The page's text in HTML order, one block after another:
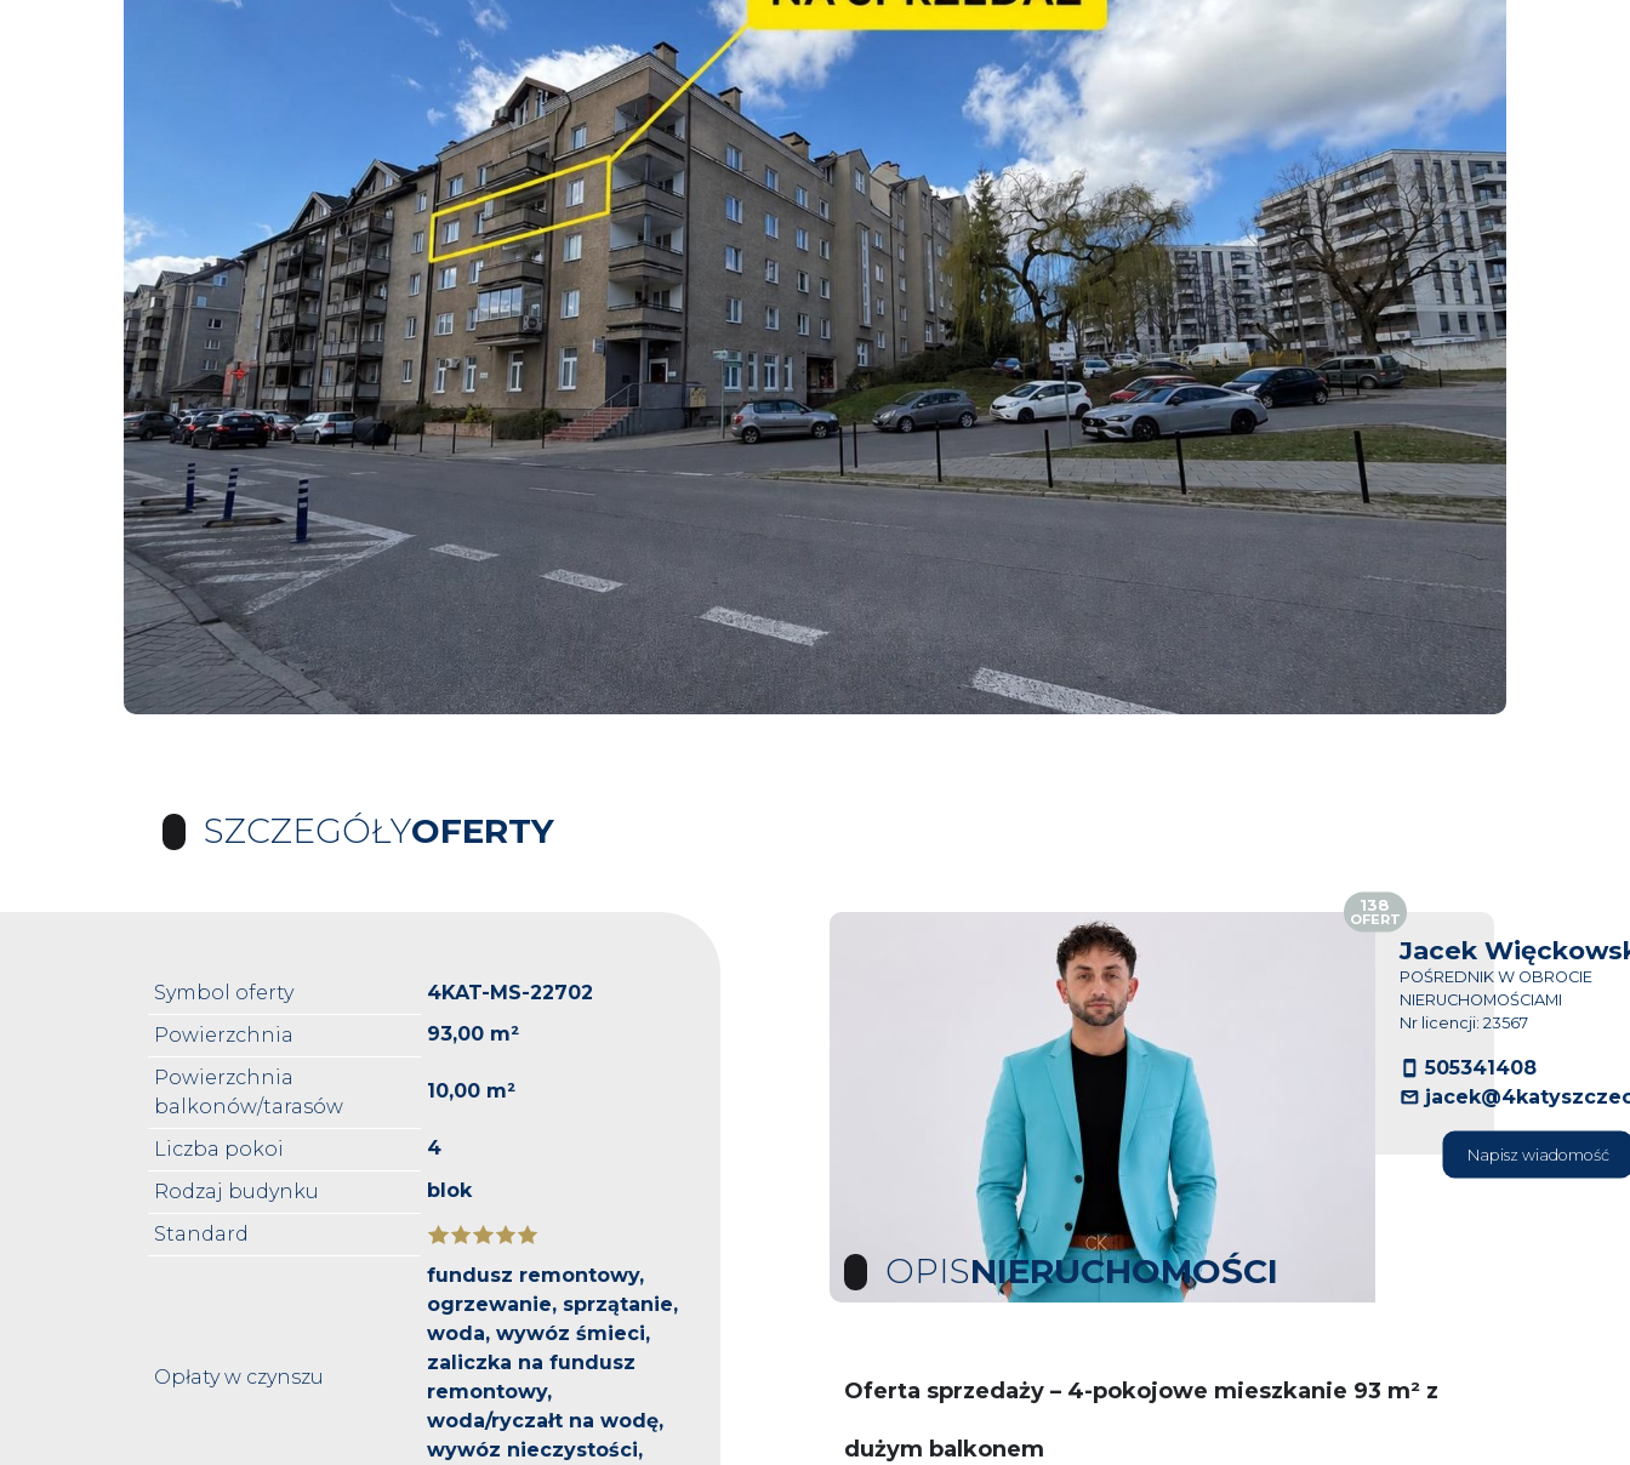
SZCZEGÓŁYOFERTY
Symbol oferty
4KAT-MS-22702
Powierzchnia
93,00 m²
Powierzchnia
balkonów/tarasów
10,00 m²
Liczba pokoi
4
Rodzaj budynku
blok
Standard
Opłaty w czynszu
fundusz remontowy,
ogrzewanie, sprzątanie,
woda, wywóz śmieci,
zaliczka na fundusz
remontowy,
woda/ryczałt na wodę,
wywóz nieczystości,
Jacek
POŚREDNIK W OBROCIE
NIERUCHOMOŚCIAMI
Nr licencji: 23567
505341408
Napisz wiadomość
138
OFERT
OPISNIERUCHOMOŚCI
Oferta sprzedaży – 4-pokojowe mieszkanie 93 m² z
dużym balkonem